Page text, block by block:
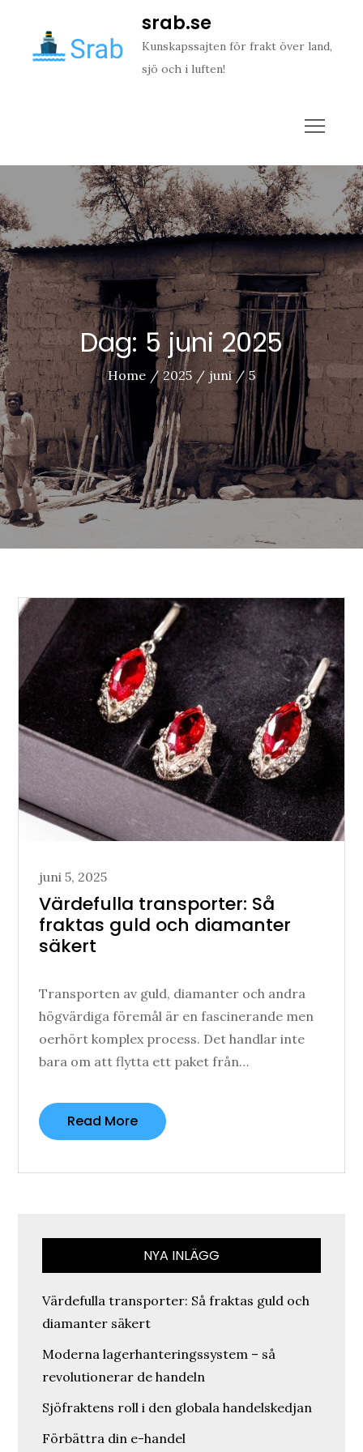
content
srab.se
Kunskapssajten för frakt över land,
sjö och i luften!
Dag: 5 juni 2025
Home 2025 juni 5
Posted
on
juni 5, 2025
Värdefulla transporter: Så
fraktas guld och diamanter
säkert
Transporten av guld, diamanter och andra
högvärdiga föremål är en fascinerande men
oerhört komplex process. Det handlar inte
bara om att flytta ett paket från…
Read More
NYA INLÄGG
Värdefulla transporter: Så fraktas guld och
diamanter säkert
Moderna lagerhanteringssystem – så
revolutionerar de handeln
Sjöfraktens roll i den globala handelskedjan
Förbättra din e-handel